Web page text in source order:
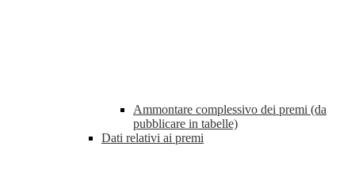
Ammontare complessivo dei premi (da
pubblicare in tabelle)
Dati relativi ai premi